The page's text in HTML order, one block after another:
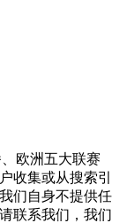
欧洲五大联赛
收集或从搜索引
们自身不提供任
联系我们，我们